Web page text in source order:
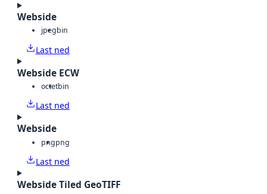
Webside
jpegbin
Last ned
Webside ECW
octetbin
Last ned
Webside
pngpng
Last ned
Webside Tiled GeoTIFF